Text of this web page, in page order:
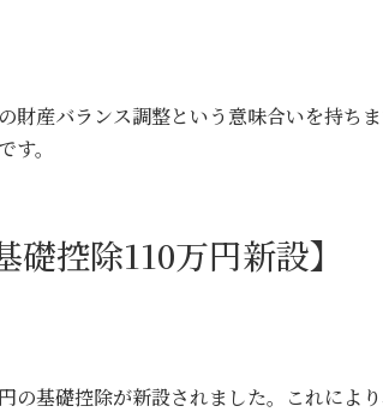
財産バランス調整という意味合いを持ち
。
控除110万円新設】
の基礎控除が新設されました。これによ